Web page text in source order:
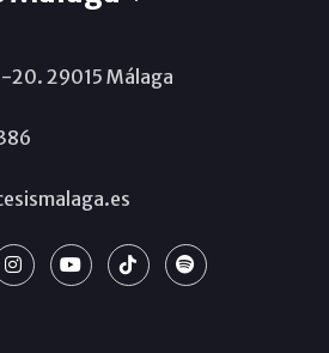
20. 29015 Málaga